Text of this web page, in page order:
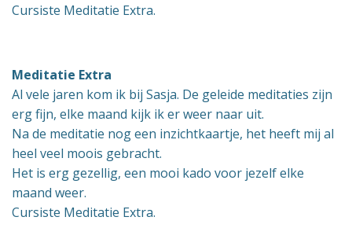
Cursiste Meditatie Extra.
Meditatie Extra
Al vele jaren kom ik bij Sasja. De geleide meditaties zijn
erg fijn, elke maand kijk ik er weer naar uit.
Na de meditatie nog een inzichtkaartje, het heeft mij al
heel veel moois gebracht.
Het is erg gezellig, een mooi kado voor jezelf elke
maand weer.
Cursiste Meditatie Extra.